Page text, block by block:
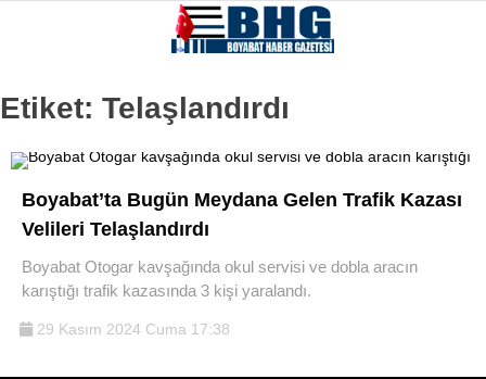
Etiket: Telaşlandırdı
Boyabat’ta Bugün Meydana Gelen Trafik Kazası
Velileri Telaşlandırdı
Boyabat Otogar kavşağında okul servisi ve dobla aracın
karıştığı trafik kazasında 3 kişi yaralandı.
29 Kasım 2024 Cuma 17:38